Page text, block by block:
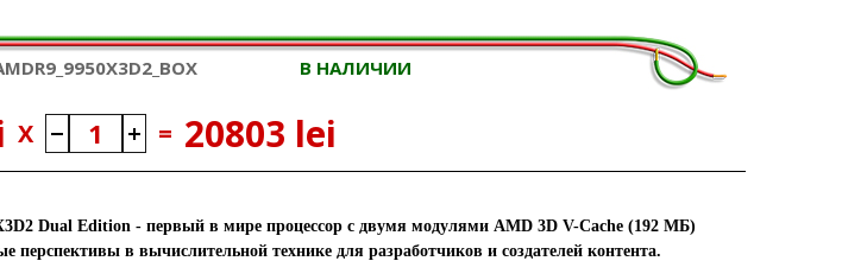
В НАЛИЧИИ
X = 20803 lei
Dual Edition - первый в мире процессор с двумя модулями AMD 3D V-Cache (192 МБ)
перспективы в вычислительной технике для разработчиков и создателей контента.